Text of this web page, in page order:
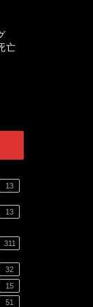
亡
13
13
311
32
15
51